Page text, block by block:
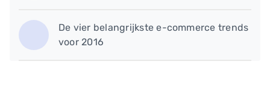
​De vier belangrijkste e-commerce trends
voor 2016